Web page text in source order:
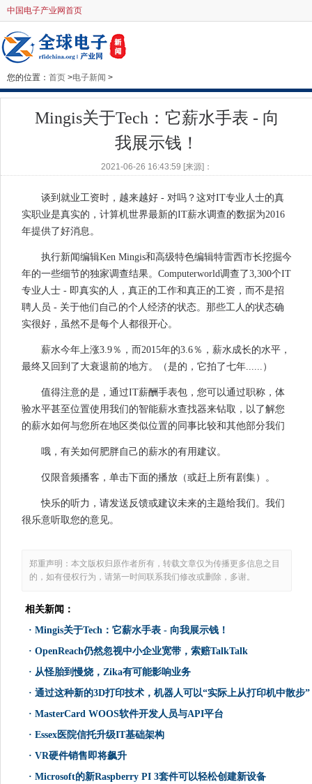
中国电子产业网首页
您的位置： 首页 >电子新闻 >
Mingis关于Tech：它薪水手表 - 向
我展示钱！
2021-06-26 16:43:59 [来源]：
谈到就业工资时，越来越好 - 对吗？这对IT专业人士的真
实职业是真实的，计算机世界最新的IT薪水调查的数据为2016
年提供了好消息。
执行新闻编辑Ken Mingis和高级特色编辑特雷西市长挖掘今
年的一些细节的独家调查结果。Computerworld调查了3,300个IT
专业人士 - 即真实的人，真正的工作和真正的工资，而不是招
聘人员 - 关于他们自己的个人经济的状态。那些工人的状态确
实很好，虽然不是每个人都很开心。
薪水今年上涨3.9％，而2015年的3.6％，薪水成长的水平，
最终又回到了大衰退前的地方。（是的，它拍了七年......）
值得注意的是，通过IT薪酬手表包，您可以通过职称，体
验水平甚至位置使用我们的智能薪水查找器来钻取，以了解您
的薪水如何与您所在地区类似位置的同事比较和其他部分我们
哦，有关如何肥胖自己的薪水的有用建议。
仅限音频播客，单击下面的播放（或赶上所有剧集）。
快乐的听力，请发送反馈或建议未来的主题给我们。我们
很乐意听取您的意见。
郑重声明：本文版权归原作者所有，转载文章仅为传播更多信息之目
的，如有侵权行为，请第一时间联系我们修改或删除，多谢。
相关新闻：
· Mingis关于Tech：它薪水手表 - 向我展示钱！
· OpenReach仍然忽视中小企业宽带，索赔TalkTalk
· 从怪胎到慢烧，Zika有可能影响业务
· 通过这种新的3D打印技术，机器人可以“实际上从打印机中散步”
· MasterCard WOOS软件开发人员与API平台
· Essex医院信托升级IT基础架构
· VR硬件销售即将飙升
· Microsoft的新Raspberry PI 3套件可以轻松创建新设备